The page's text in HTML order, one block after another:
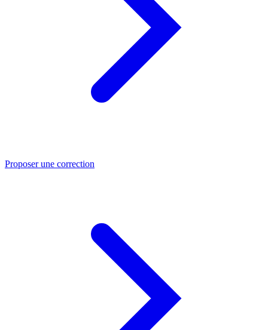
Proposer une correction